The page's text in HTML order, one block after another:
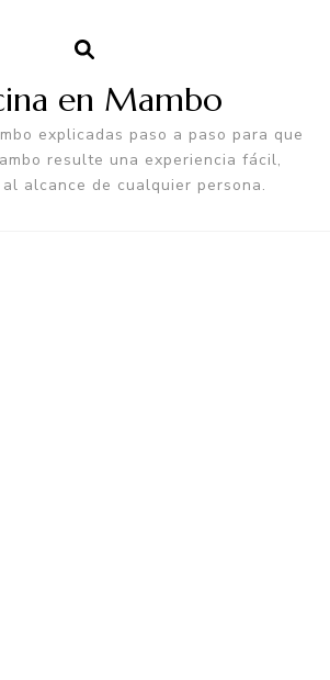
en Mambo
explicadas paso a paso para que
resulte una experiencia fácil,
alcance de cualquier persona.